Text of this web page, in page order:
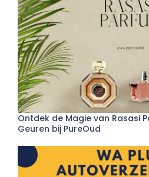
Ontdek de Magie van Rasasi
Geuren bij PureOud